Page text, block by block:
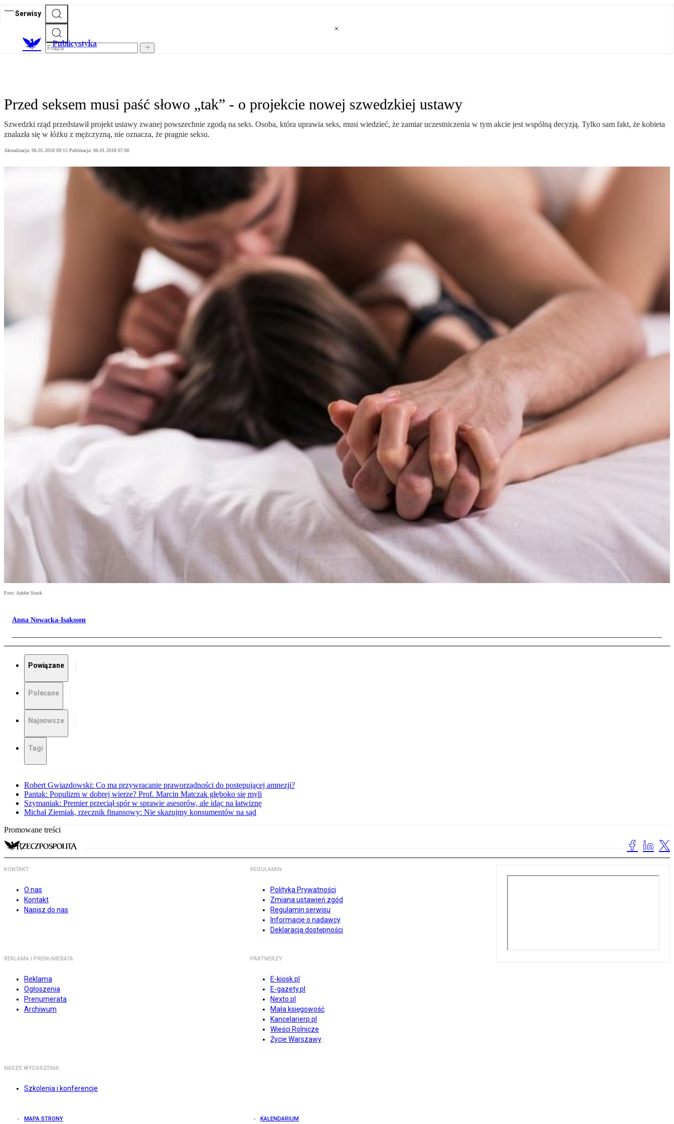
Serwisy
Publicystyka
Przed seksem musi paść słowo „tak” - o projekcie nowej szwedzkiej ustawy
Szwedzki rząd przedstawił projekt ustawy zwanej powszechnie zgodą na seks. Osoba, która uprawia seks, musi wiedzieć, że zamiar uczestniczenia w tym akcie jest wspólną decyzją. Tylko sam fakt, że kobieta
znalazła się w łóżku z mężczyzną, nie oznacza, że pragnie seksu.
Aktualizacja: 06.01.2018 09:15 Publikacja: 06.01.2018 07:00
Foto: Adobe Stock
Anna Nowacka-Isaksson
Powiązane
Polecane
Najnowsze
Tagi
Robert Gwiazdowski: Co ma przywracanie praworządności do postępującej amnezji?
Pantak: Populizm w dobrej wierze? Prof. Marcin Matczak głęboko się myli
Szymaniak: Premier przeciął spór w sprawie asesorów, ale idąc na łatwiznę
Michał Ziemiak, rzecznik finansowy: Nie skazujmy konsumentów na sąd
Promowane treści
KONTAKT
O nas
Kontakt
Napisz do nas
REGULAMIN
Polityka Prywatności
Zmiana ustawień zgód
Regulamin serwisu
Informacje o nadawcy
Deklaracja dostępności
REKLAMA I PRENUMERATA
Reklama
Ogłoszenia
Prenumerata
Archiwum
PARTNERZY
E-kiosk.pl
E-gazety.pl
Nexto.pl
Mała księgowość
Kancelarierp.pl
Wieści Rolnicze
Życie Warszawy
NASZE WYDARZENIA
Szkolenia i konferencje
MAPA STRONY KALENDARIUM